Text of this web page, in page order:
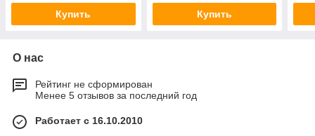
Купить Купить
О нас
Рейтинг не сформирован
Менее 5 отзывов за последний год
Работает с 16.10.2010